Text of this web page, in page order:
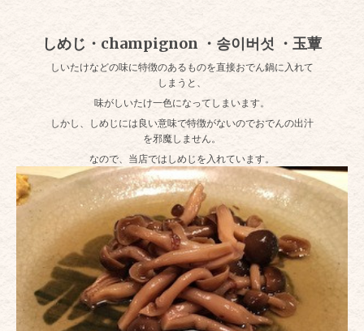
しめじ・champignon ・송이버섯 ・玉蕈
しいたけなどの味に特徴のあるものを直接おでん鍋に入れて
しまうと、
味がしいたけ一色になってしまいます。
しかし、しめじには良い意味で特徴がないのでおでんの出汁
を邪魔しません。
なので、当店ではしめじを入れています。